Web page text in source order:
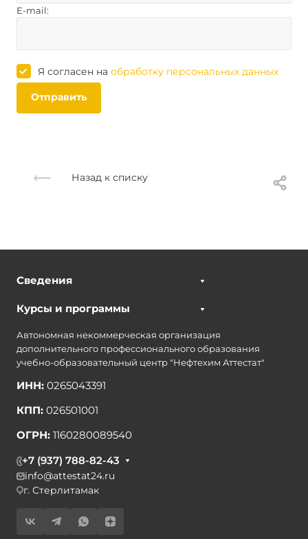
E-mail:
Я согласен на обработку персональных данных
Отправить
Назад к списку
Сведения
Курсы и программы
Автономная некоммерческая организация
дополнительного профессионального образования
учебно-образовательный центр "Нефтехим Аттестат"
ИНН: 0265043391
КПП: 026501001
ОГРН: 1160280089540
+7 (937) 788-82-43
info@attestat24.ru
г. Стерлитамак